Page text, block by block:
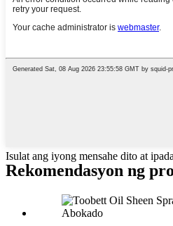
Isulat ang iyong mensahe dito at
Rekomendasyon ng